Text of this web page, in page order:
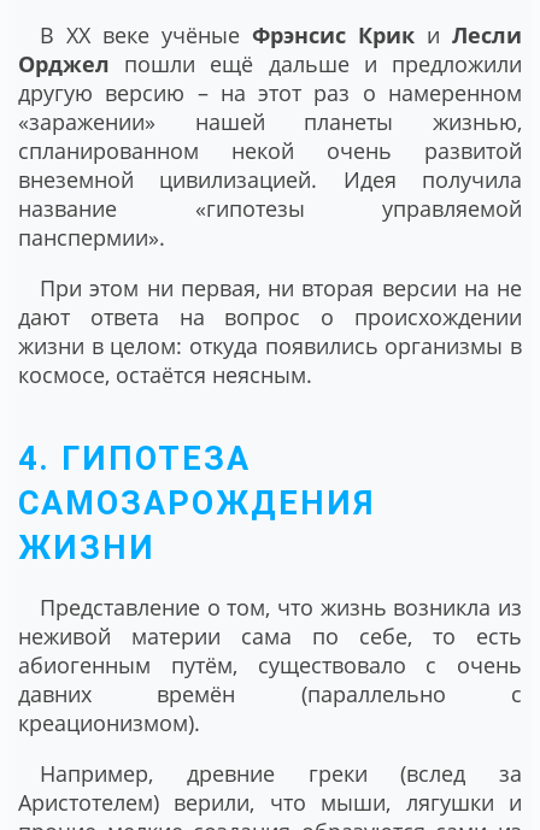
В XX веке учёные Фрэнсис Крик и Лесли
Орджел пошли ещё дальше и предложили
другую версию – на этот раз о намеренном
«заражении» нашей планеты жизнью,
спланированном некой очень развитой
внеземной цивилизацией. Идея получила
название «гипотезы управляемой
панспермии».
При этом ни первая, ни вторая версии на не
дают ответа на вопрос о происхождении
жизни в целом: откуда появились организмы в
космосе, остаётся неясным.
4. ГИПОТЕЗА
САМОЗАРОЖДЕНИЯ
ЖИЗНИ
Представление о том, что жизнь возникла из
неживой материи сама по себе, то есть
абиогенным путём, существовало с очень
давних времён (параллельно с
креационизмом).
Например, древние греки (вслед за
Аристотелем) верили, что мыши, лягушки и